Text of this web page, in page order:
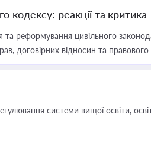
кодексу: реакції та критика
реформування цивільного
договірних відносин та правового
системи вищої освіти,